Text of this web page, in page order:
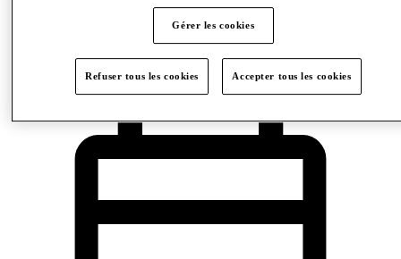
Gérer les cookies
Refuser tous les cookies Accepter tous les cookies